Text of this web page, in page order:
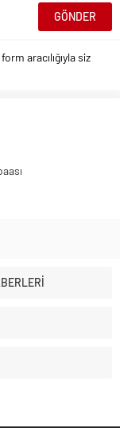
aracılığıyla siz